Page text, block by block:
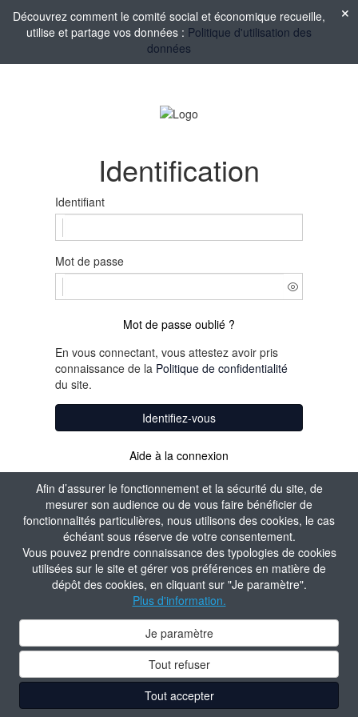
Afin d’assurer le fonctionnement et la sécurité du site, de
mesurer son audience ou de vous faire bénéficier de
fonctionnalités particulières, nous utilisons des cookies, le cas
échéant sous réserve de votre consentement.
Vous pouvez prendre connaissance des typologies de cookies
utilisées sur le site et gérer vos préférences en matière de
dépôt des cookies, en cliquant sur "Je paramètre".
Plus d'information.
Je paramètre
Tout refuser
Tout accepter
Découvrez comment le comité social et économique recueille,
utilise et partage vos données : Politique d'utilisation des
données
Identification
Identifiant
Mot de passe
Mot de passe oublié ?
En vous connectant, vous attestez avoir pris
connaissance de la Politique de confidentialité
du site.
Identifiez-vous
Aide à la connexion